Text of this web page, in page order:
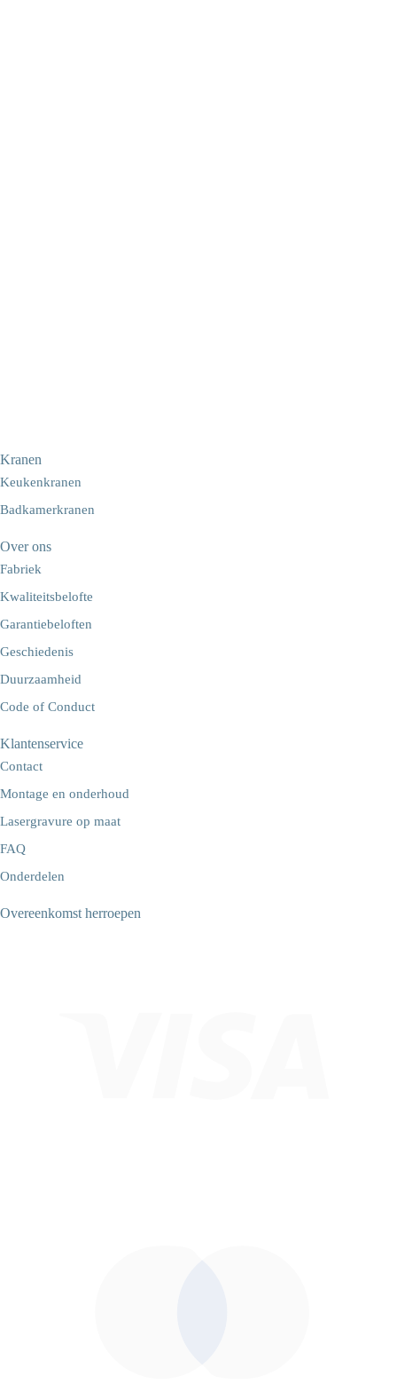
Kranen
Keukenkranen
Badkamerkranen
Over ons
Fabriek
Kwaliteitsbelofte
Garantiebeloften
Geschiedenis
Duurzaamheid
Code of Conduct
Klantenservice
Contact
Montage en onderhoud
Lasergravure op maat
FAQ
Onderdelen
Overeenkomst herroepen